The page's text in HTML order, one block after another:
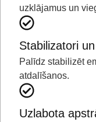
uzklājamus un
Stabilizatori
Palīdz stabilizēt
atdalīšanos.
Uzlabota